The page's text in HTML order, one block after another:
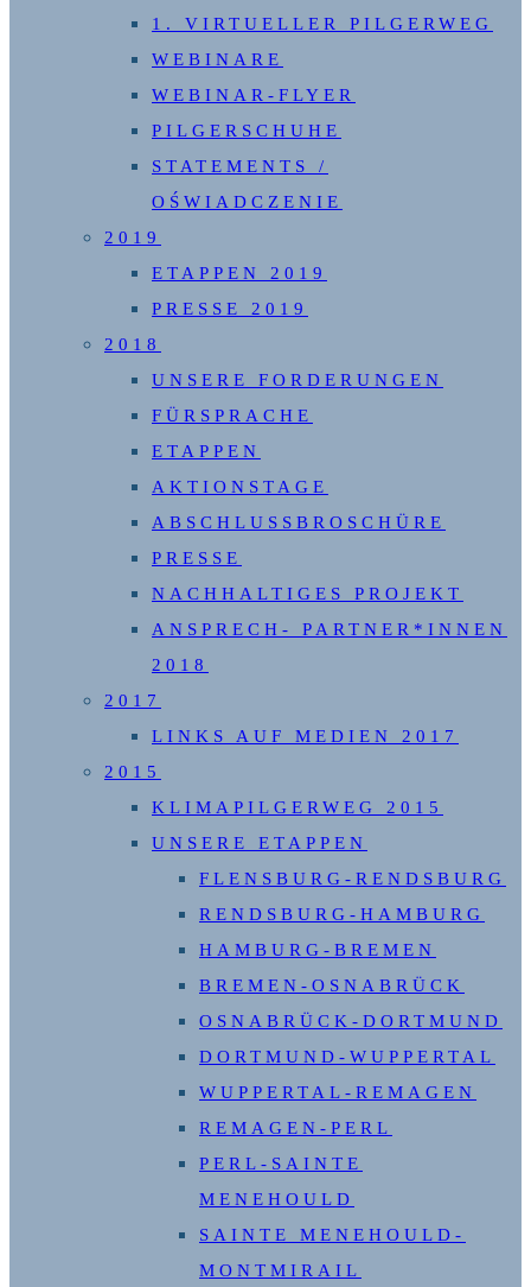
1. VIRTUELLER PILGERWEG
WEBINARE
WEBINAR-FLYER
PILGERSCHUHE
STATEMENTS /
OŚWIADCZENIE
2019
ETAPPEN 2019
PRESSE 2019
2018
UNSERE FORDERUNGEN
FÜRSPRACHE
ETAPPEN
AKTIONSTAGE
ABSCHLUSSBROSCHÜRE
PRESSE
NACHHALTIGES PROJEKT
ANSPRECH- PARTNER*INNEN
2018
2017
LINKS AUF MEDIEN 2017
2015
KLIMAPILGERWEG 2015
UNSERE ETAPPEN
FLENSBURG-RENDSBURG
RENDSBURG-HAMBURG
HAMBURG-BREMEN
BREMEN-OSNABRÜCK
OSNABRÜCK-DORTMUND
DORTMUND-WUPPERTAL
WUPPERTAL-REMAGEN
REMAGEN-PERL
PERL-SAINTE
MENEHOULD
SAINTE MENEHOULD-
MONTMIRAIL